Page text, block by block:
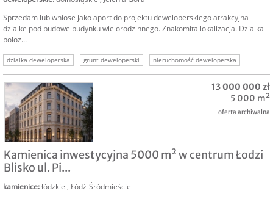
Sprzedam lub wniose jako aport do projektu deweloperskiego atrakcyjna
dzialke pod budowe budynku wielorodzinnego. Znakomita lokalizacja. Dzialka
poloz...
działka deweloperska grunt deweloperski
nieruchomość deweloperska
sprzedam działkę deweloperską
Kamienica inwestycyjna 5000 m² w centrum Łodzi
Blisko ul. Pi...
kamienice:łódzkie , Łódź-Śródmieście
13 000 000 zł
5 000 m²
oferta archiwalna